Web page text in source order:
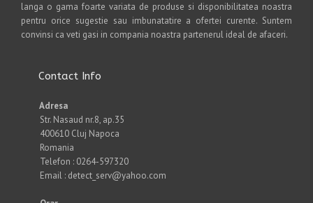
langa o gama foarte variata de produse si disponibilitatea noastra
pentru orice sugestie sau imbunatatire a ofertei curente. Suntem
convinsi ca veti gasi in compania noastra partenerul ideal de afaceri.
Contact Info
Adresa
Str. Nasaud nr.8, ap.35
400610 Cluj Napoca
Romania
Telefon : 0264-597320
Email : detect_serv@yahoo.com